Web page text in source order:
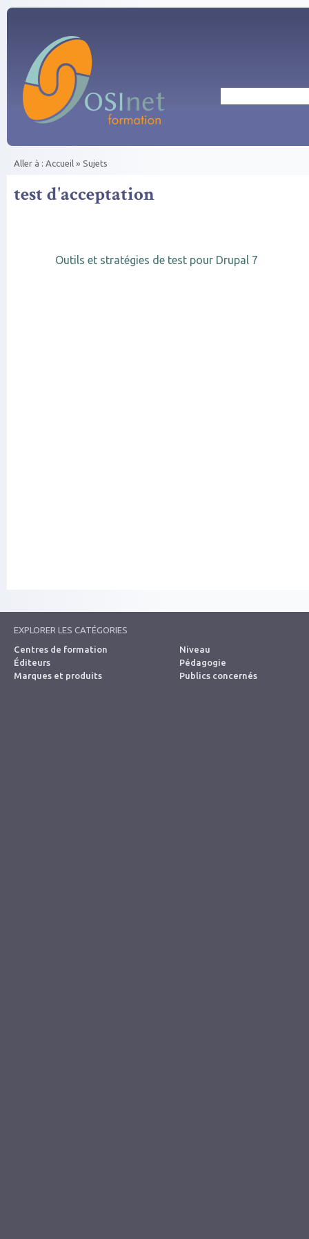
Aller au contenu principal
Aller à : Accueil » Sujets
test d'acceptation
Outils et stratégies de test pour Drupal 7
EXPLORER LES CATÉGORIES
Centres de formation
Niveau
Éditeurs
Pédagogie
Marques et produits
Publics concernés